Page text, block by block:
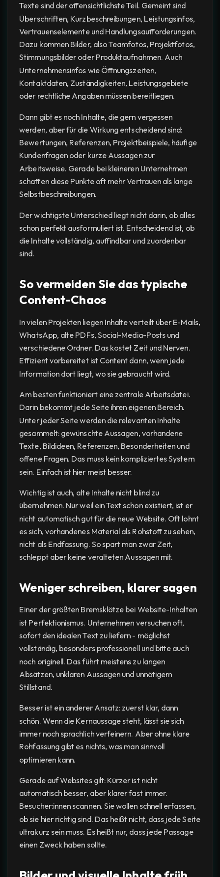
Texte sind der offensichtlichste Teil. Gemeint sind
Überschriften, Kurzbeschreibungen, Leistungsinfos,
Vertrauenselemente und Handlungsaufforderungen.
Dazu kommen Bilder, also Teamfotos, Projektfotos,
Stimmungsbilder oder Produktaufnahmen. Auch
Unternehmensinfos wie Öffnungszeiten,
Kontaktdaten, Zuständigkeiten, Leistungsgebiete
oder rechtliche Angaben müssen bereitliegen.
Dann gibt es noch Inhalte, die gern vergessen
werden, aber für die Wirkung entscheidend sind:
Bewertungen, Referenzen, Projektbeispiele, häufige
Kundenfragen oder kurze Aussagen zur
Arbeitsweise. Gerade bei kleineren Unternehmen
schaffen diese Punkte oft mehr Vertrauen als lange
Selbstbeschreibungen.
Der wichtigste Unterschied liegt nicht darin, ob alles
schon perfekt ausformuliert ist. Entscheidend ist, ob
die Inhalte vollständig, auffindbar und zuordenbar
sind.
So vermeiden Sie das typische
Content-Chaos
In vielen Projekten liegen Inhalte verteilt über E-Mails,
WhatsApp, alte PDFs, Social-Media-Posts und
verschiedene Ordner. Das kostet Zeit und Nerven.
Effizient vorbereitet ist Content dann, wenn jede
Information dort liegt, wo sie gebraucht wird.
Am besten funktioniert eine zentrale Arbeitsdatei.
Darin bekommt jede Seite ihren eigenen Bereich.
Unter jeder Seite werden die relevanten Inhalte
gesammelt: gewünschte Aussagen, vorhandene
Texte, Bildideen, Referenzen, Besonderheiten und
offene Fragen. Das muss kein kompliziertes System
sein. Einfach ist hier meist besser.
Wichtig ist auch, alte Inhalte nicht blind zu
übernehmen. Nur weil ein Text schon existiert, ist er
nicht automatisch gut für die neue Website. Oft lohnt
es sich, vorhandenes Material als Rohstoff zu sehen,
nicht als Endfassung. So spart man zwar Zeit,
schleppt aber keine veralteten Aussagen mit.
Weniger schreiben, klarer sagen
Einer der größten Bremsklötze bei Website-Inhalten
ist Perfektionismus. Unternehmen versuchen oft,
sofort den idealen Text zu liefern - möglichst
vollständig, besonders professionell und bitte auch
noch originell. Das führt meistens zu langen
Absätzen, unklaren Aussagen und unnötigem
Stillstand.
Besser ist ein anderer Ansatz: zuerst klar, dann
schön. Wenn die Kernaussage steht, lässt sie sich
immer noch sprachlich verfeinern. Aber ohne klare
Rohfassung gibt es nichts, was man sinnvoll
optimieren kann.
Gerade auf Websites gilt: Kürzer ist nicht
automatisch besser, aber klarer fast immer.
Besucher:innen scannen. Sie wollen schnell erfassen,
ob sie hier richtig sind. Das heißt nicht, dass jede Seite
ultrakurz sein muss. Es heißt nur, dass jede Passage
einen Zweck haben sollte.